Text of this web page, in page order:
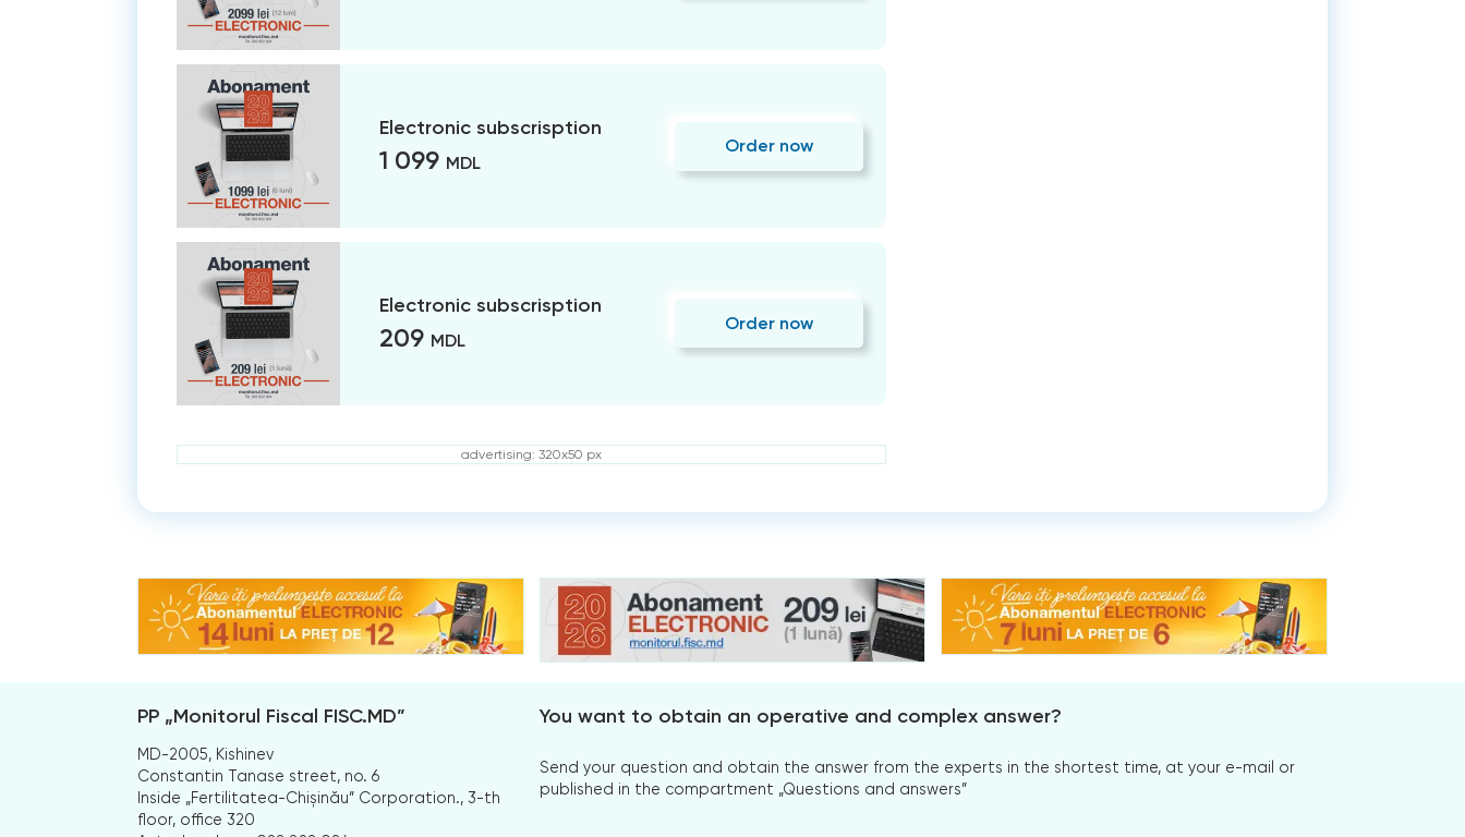
Electronic subscrisption
1 099 MDL
Order now
Electronic subscrisption
209 MDL
Order now
advertising: 320x50 px
PP „Monitorul Fiscal FISC.MD”
MD-2005, Kishinev
Constantin Tanase street, no. 6
Inside „Fertilitatea-Chișinău” Corporation., 3-th
floor, office 320
You want to obtain an operative and complex answer?
Send your question and obtain the answer from the experts in the shortest time, at your e-mail or
published in the compartment „Questions and answers”